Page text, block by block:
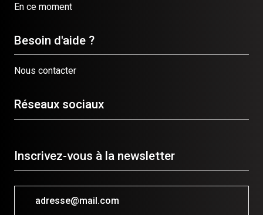
En ce moment
Besoin d'aide ?
Nous contacter
Réseaux sociaux
Inscrivez-vous à la newsletter
adresse@mail.com